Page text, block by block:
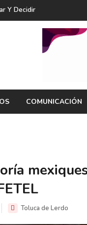
Y Decidir
COMUNICACIÓN
Toluca de Lerdo